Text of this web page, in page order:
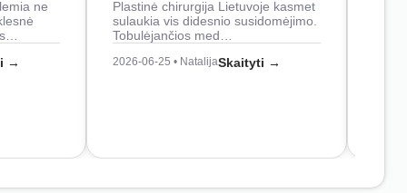
ne
→
Plastinė chirurgija Lietuvoje kasmet
sulaukia vis didesnio susidomėjimo.
Tobulėjančios med…
2026-06-25 • NatalijaSkaityti →